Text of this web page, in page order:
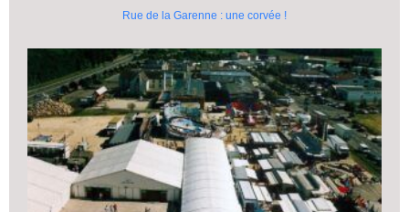
Rue de la Garenne : une corvée !